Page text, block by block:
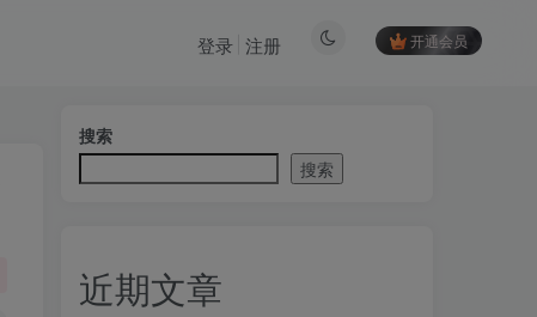
开通会员
登录 注册
搜索
搜索
近期文章